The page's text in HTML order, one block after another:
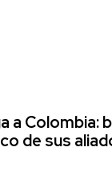
a Colombia:
de sus